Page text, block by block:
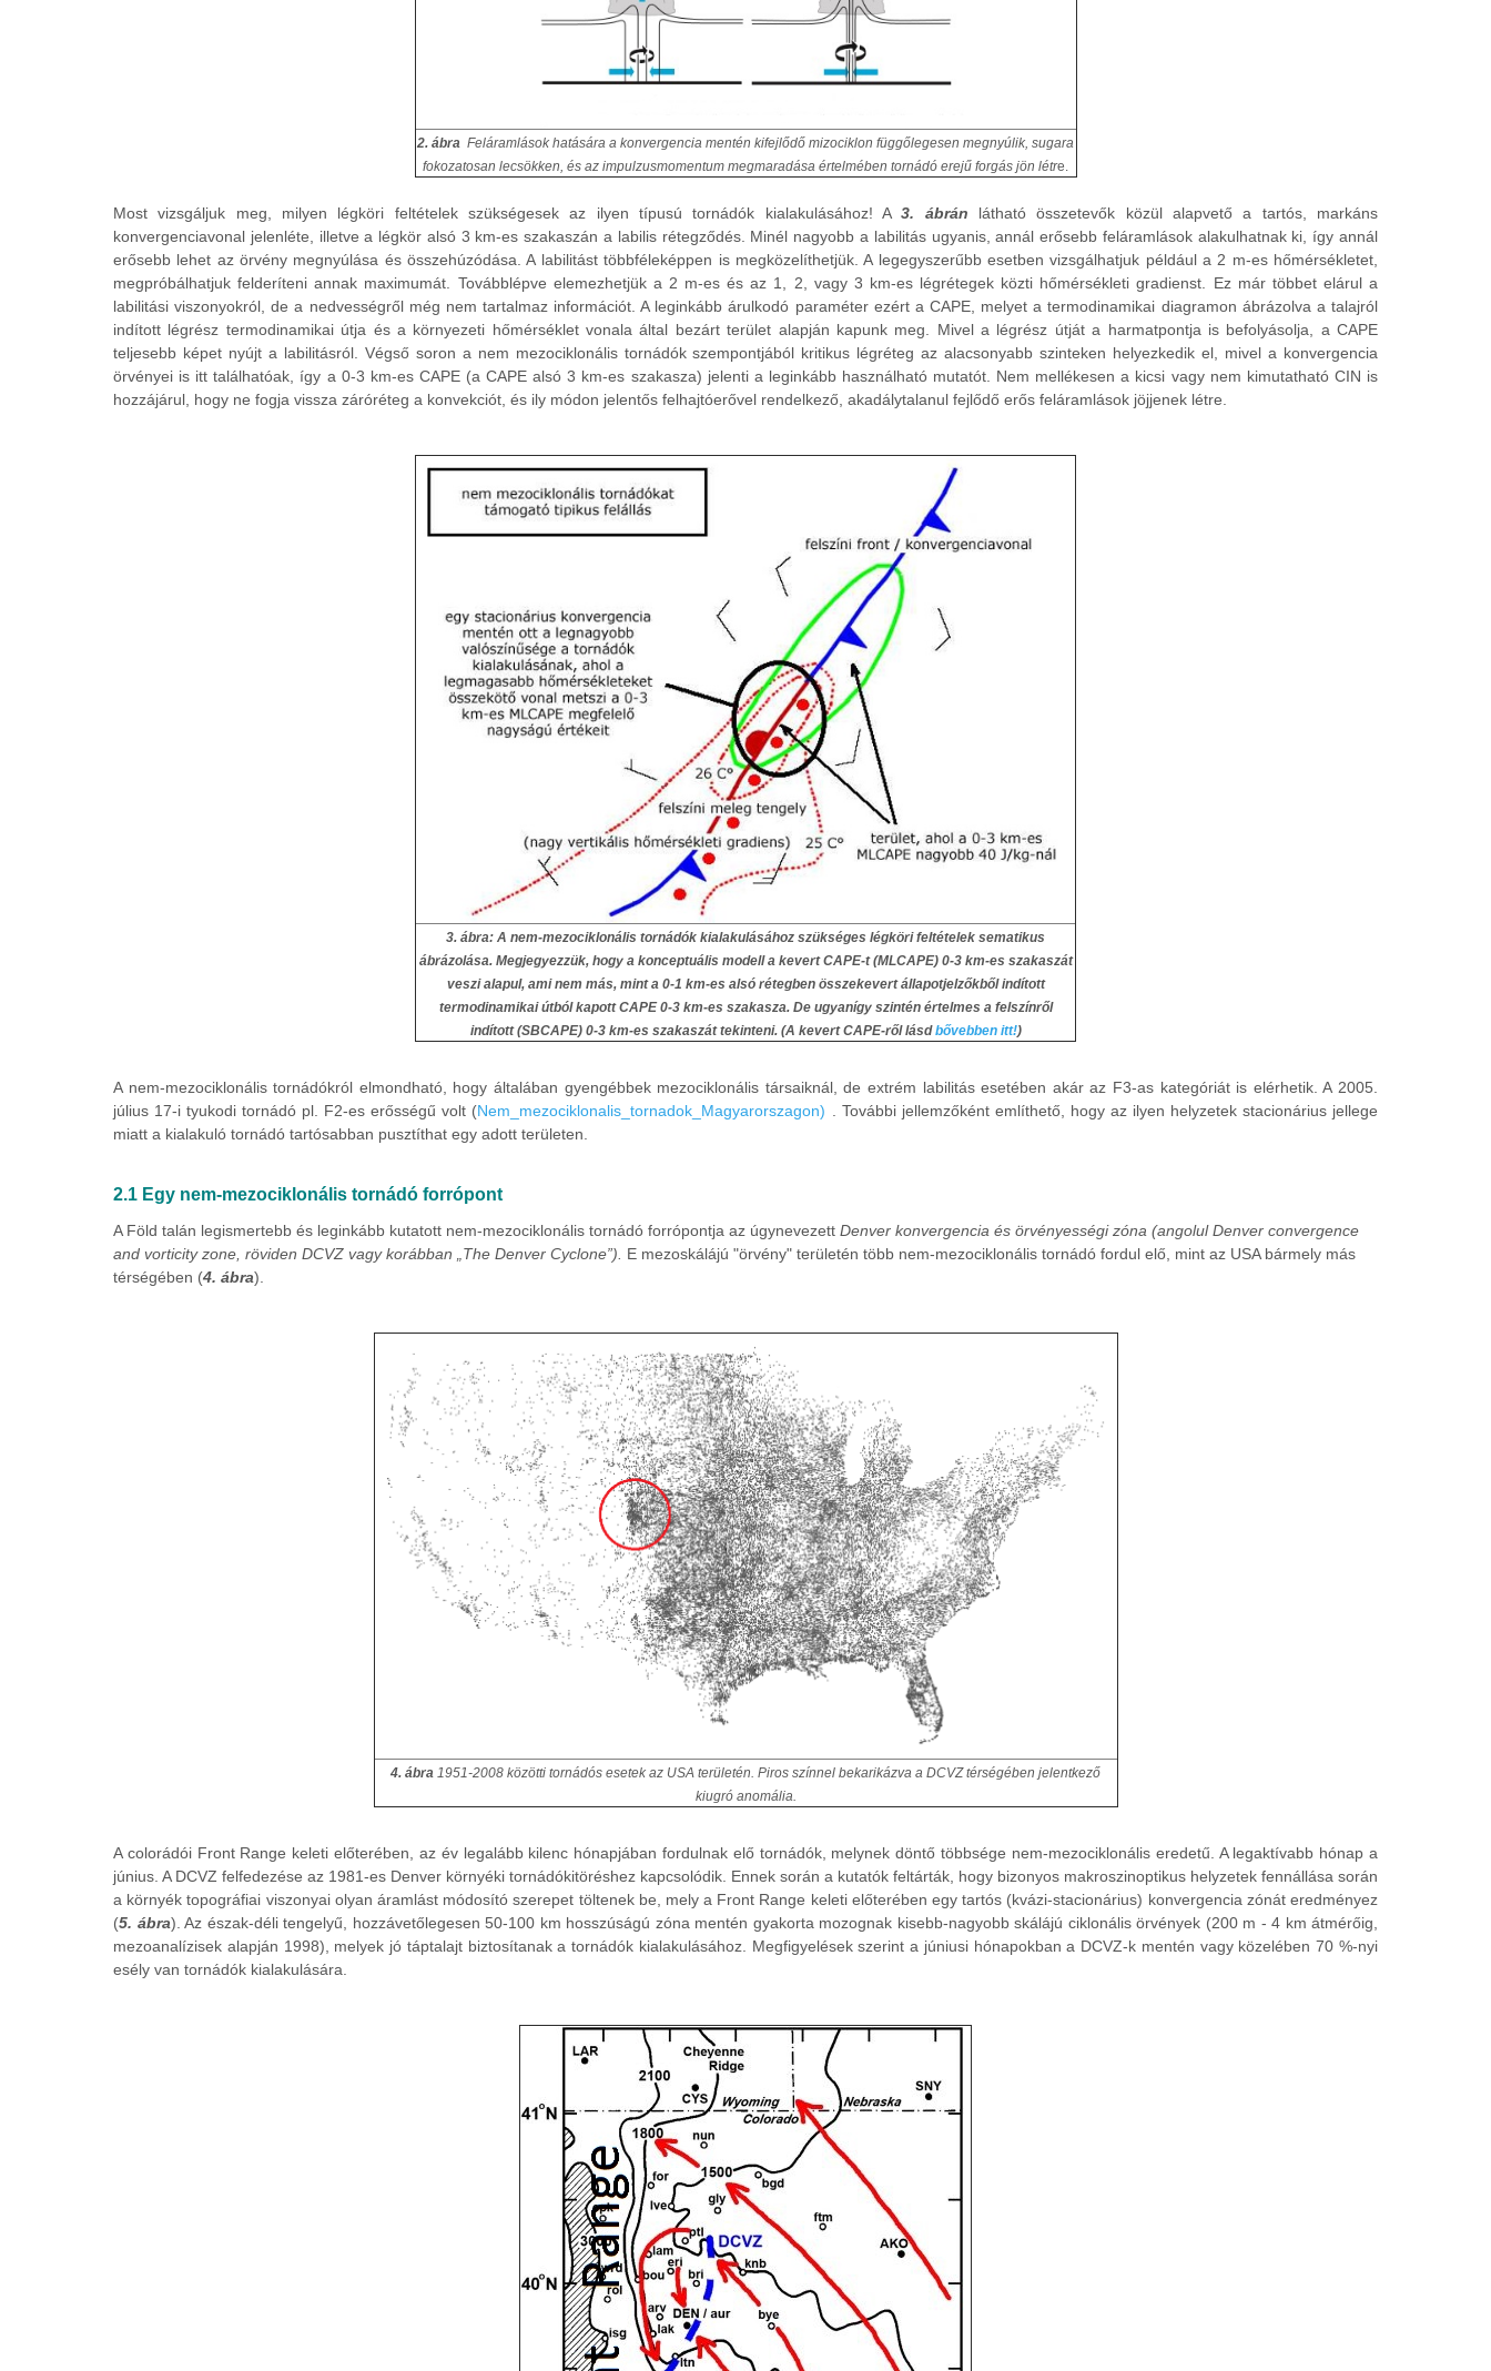
2. ábra Feláramlások hatására a konvergencia mentén kifejlődő mizociklon függőlegesen megnyúlik, sugara
fokozatosan lecsökken, és az impulzusmomentum megmaradása értelmében tornádó erejű forgás jön létre.
Most vizsgáljuk meg, milyen légköri feltételek szükségesek az ilyen típusú tornádók kialakulásához! A3. ábrán látható összetevők közül alapvető a tartós, markáns
konvergenciavonal jelenléte, illetve a légkör alsó 3 km-es szakaszán a labilis rétegződés. Minél nagyobb a labilitás ugyanis, annál erősebb feláramlások alakulhatnak ki, így annál
erősebb lehet az örvény megnyúlása és összehúzódása. A labilitást többféleképpen is megközelíthetjük. A legegyszerűbb esetben vizsgálhatjuk például a 2 m-es hőmérsékletet,
megpróbálhatjuk felderíteni annak maximumát. Továbblépve elemezhetjük a 2 m-es és az 1, 2, vagy 3 km-es légrétegek közti hőmérsékleti gradienst. Ez már többet elárul a
labilitási viszonyokról, de a nedvességről még nem tartalmaz információt. A leginkább árulkodó paraméter ezért a CAPE, melyet a termodinamikai diagramon ábrázolva a talajról
indított légrész termodinamikai útja és a környezeti hőmérséklet vonala által bezárt terület alapján kapunk meg. Mivel a légrész útját a harmatpontja is befolyásolja, a CAPE
teljesebb képet nyújt a labilitásról. Végső soron a nem mezociklonális tornádók szempontjából kritikus légréteg az alacsonyabb szinteken helyezkedik el, mivel a konvergencia
örvényei is itt találhatóak, így a 0-3 km-es CAPE (a CAPE alsó 3 km-es szakasza) jelenti a leginkább használható mutatót. Nem mellékesen a kicsi vagy nem kimutatható CIN is
hozzájárul, hogy ne fogja vissza záróréteg a konvekciót, és ily módon jelentős felhajtóerővel rendelkező, akadálytalanul fejlődő erős feláramlások jöjjenek létre.
3. ábra: A nem-mezociklonális tornádók kialakulásához szükséges légköri feltételek sematikus
ábrázolása. Megjegyezzük, hogy a konceptuális modell a kevert CAPE-t (MLCAPE) 0-3 km-es szakaszát
veszi alapul, ami nem más, mint a 0-1 km-es alsó rétegben összekevert állapotjelzőkből indított
termodinamikai útból kapott CAPE 0-3 km-es szakasza. De ugyanígy szintén értelmes a felszínről
indított (SBCAPE) 0-3 km-es szakaszát tekinteni. (A kevert CAPE-ről lásdbővebben itt!)
A nem-mezociklonális tornádókról elmondható, hogy általában gyengébbek mezociklonális társaiknál, de extrém labilitás esetében akár az F3-as kategóriát is elérhetik. A 2005.
július 17-i tyukodi tornádó pl. F2-es erősségű volt (Nem_mezociklonalis_tornadok_Magyarorszagon) . További jellemzőként említhető, hogy az ilyen helyzetek stacionárius jellege
miatt a kialakuló tornádó tartósabban pusztíthat egy adott területen.
2.1 Egy nem-mezociklonális tornádó forrópont
A Föld talán legismertebb és leginkább kutatott nem-mezociklonális tornádó forrópontja az úgynevezett Denver konvergencia és örvényességi zóna (angolul Denver convergence
and vorticity zone, röviden DCVZ vagy korábban „The Denver Cyclone”). E mezoskálájú "örvény" területén több nem-mezociklonális tornádó fordul elő, mint az USA bármely más
térségében (4. ábra).
4. ábra 1951-2008 közötti tornádós esetek az USA területén. Piros színnel bekarikázva a DCVZ térségében jelentkező
kiugró anomália.
A colorádói Front Range keleti előterében, az év legalább kilenc hónapjában fordulnak elő tornádók, melynek döntő többsége nem-mezociklonális eredetű. A legaktívabb hónap a
június. A DCVZ felfedezése az 1981-es Denver környéki tornádókitöréshez kapcsolódik. Ennek során a kutatók feltárták, hogy bizonyos makroszinoptikus helyzetek fennállása során
a környék topográfiai viszonyai olyan áramlást módosító szerepet töltenek be, mely a Front Range keleti előterében egy tartós (kvázi-stacionárius) konvergencia zónát eredményez
(5. ábra). Az észak-déli tengelyű, hozzávetőlegesen 50-100 km hosszúságú zóna mentén gyakorta mozognak kisebb-nagyobb skálájú ciklonális örvények (200 m - 4 km átmérőig,
mezoanalízisek alapján 1998), melyek jó táptalajt biztosítanak a tornádók kialakulásához. Megfigyelések szerint a júniusi hónapokban a DCVZ-k mentén vagy közelében 70 %-nyi
esély van tornádók kialakulására.